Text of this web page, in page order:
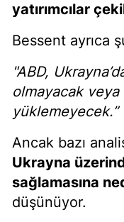
yatırımcılar
Bessent ayrıca
"ABD,
olmayacak
yüklemeyecek.”
Ancak bazı
Ukrayna
sağlamasına
düşünüyor.